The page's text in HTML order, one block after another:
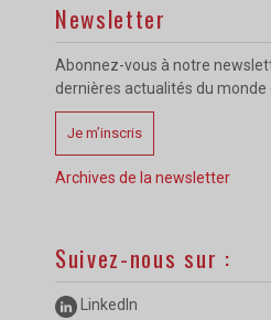
Newsletter
Abonnez-vous à notre
dernières actualités du monde
Je m’inscris
Archives de la newsletter
Suivez-nous sur :
LinkedIn